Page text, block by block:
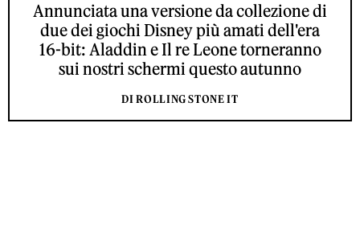
Annunciata una versione da collezione di
due dei giochi Disney più amati dell'era
16-bit: Aladdin e Il re Leone torneranno
sui nostri schermi questo autunno
DI ROLLING STONE IT